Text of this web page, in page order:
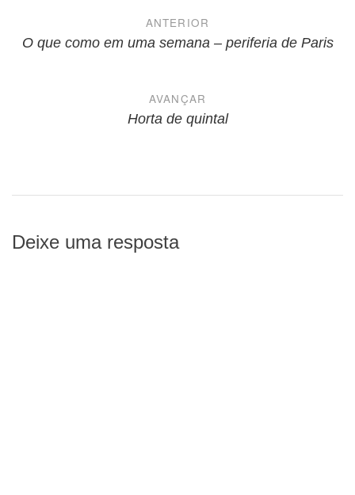
Navegação
de
ANTERIOR
O que como em uma semana – periferia de Paris
AVANÇAR
Horta de quintal
Deixe uma resposta